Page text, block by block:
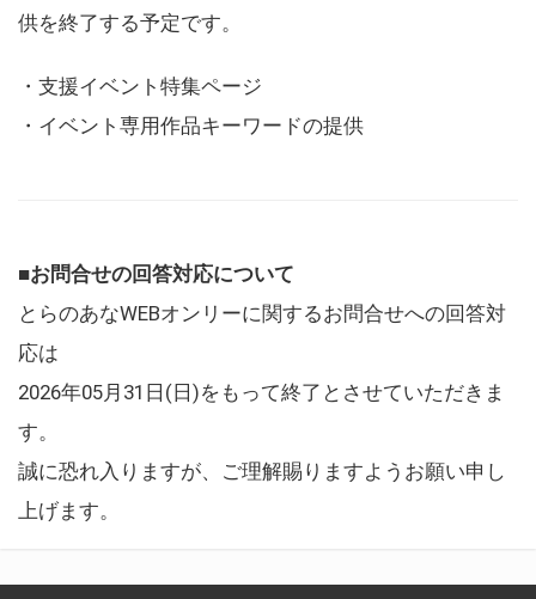
供を終了する予定です。
・支援イベント特集ページ
・イベント専用作品キーワードの提供
■お問合せの回答対応について
とらのあなWEBオンリーに関するお問合せへの回答対
応は
2026年05月31日(日)をもって終了とさせていただきま
す。
誠に恐れ入りますが、ご理解賜りますようお願い申し
上げます。